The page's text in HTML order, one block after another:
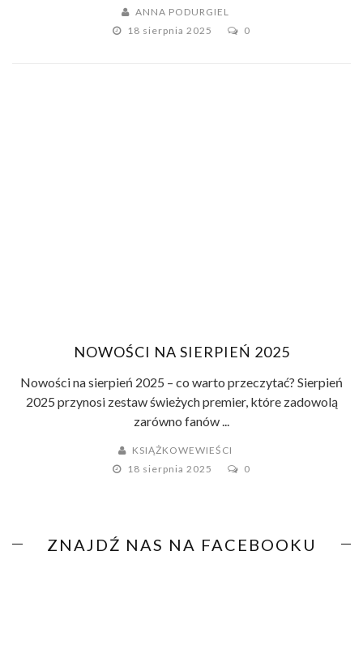
ANNA PODURGIEL
18 sierpnia 2025
0
NOWOŚCI NA SIERPIEŃ 2025
Nowości na sierpień 2025 – co warto przeczytać? Sierpień
2025 przynosi zestaw świeżych premier, które zadowolą
zarówno fanów ...
KSIĄŻKOWEWIEŚCI
18 sierpnia 2025
0
ZNAJDŹ NAS NA FACEBOOKU